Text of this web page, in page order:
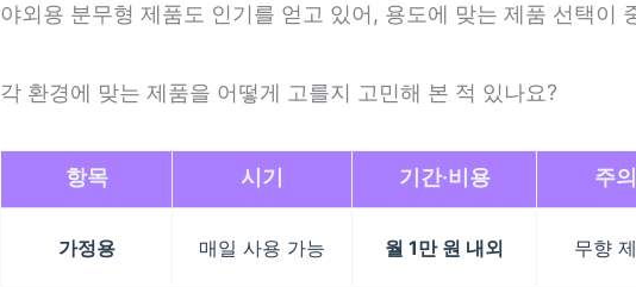
야외용 분무형 제품도 인기를 얻고 있어, 용도에 맞는 제품 선택이
각 환경에 맞는 제품을 어떻게 고를지 고민해 본 적 있나요?
항목 시기 기간·비용 주
가정용 매일 사용 가능 월 1만 원 내외 무향